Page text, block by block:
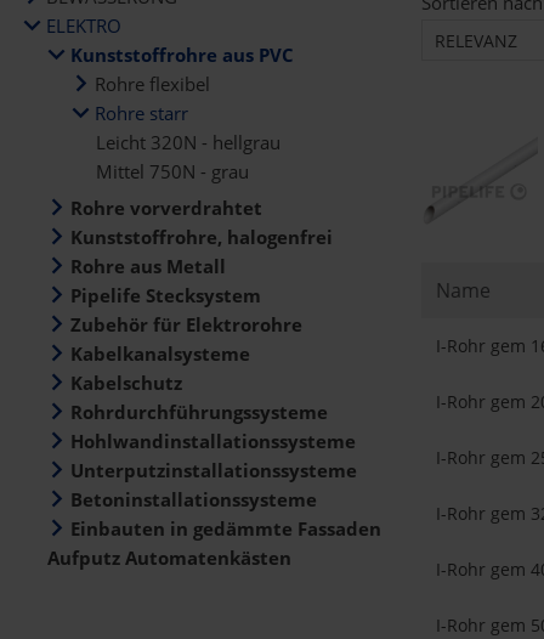
ELEKTRO
Kunststoffrohre aus PVC
Rohre flexibel
Rohre starr
Leicht 320N - hellgrau
Mittel 750N - grau
Rohre vorverdrahtet
Kunststoffrohre, halogenfrei
Rohre aus Metall
Pipelife Stecksystem
Zubehör für Elektrorohre
Kabelkanalsysteme
Kabelschutz
Rohrdurchführungssysteme
Hohlwandinstallationssysteme
Unterputzinstallationssysteme
Betoninstallationssysteme
Einbauten in gedämmte Fassaden
Aufputz Automatenkästen
RELEVANZ
Name
I-Rohr gem
I-Rohr gem
I-Rohr gem
I-Rohr gem
I-Rohr gem
I-Rohr gem